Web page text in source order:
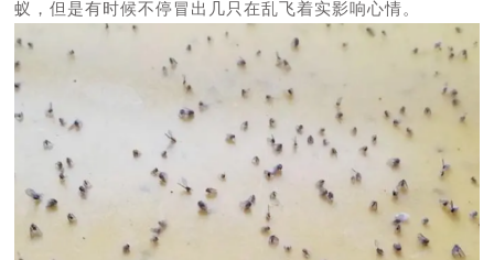
蚁，但是有时候不停冒出几只在乱飞着实影响心情。